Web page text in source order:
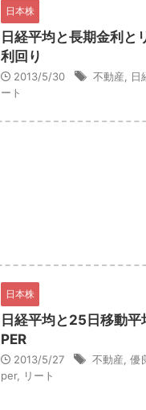
日本株
日経平均と長期金利と
利回り
2013/5/30 不動産 日
ート
日本株
日経平均と25日移動平
PER
2013/5/27 不動産 優
per, リート